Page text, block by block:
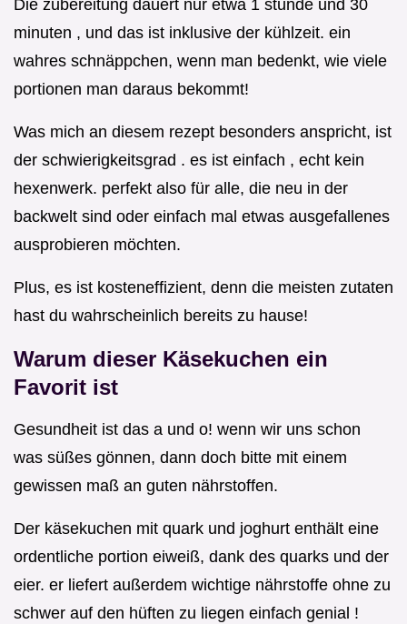
Die zubereitung dauert nur etwa 1 stunde und 30
minuten , und das ist inklusive der kühlzeit. ein
wahres schnäppchen, wenn man bedenkt, wie viele
portionen man daraus bekommt!
Was mich an diesem rezept besonders anspricht, ist
der schwierigkeitsgrad . es ist einfach , echt kein
hexenwerk. perfekt also für alle, die neu in der
backwelt sind oder einfach mal etwas ausgefallenes
ausprobieren möchten.
Plus, es ist kosteneffizient, denn die meisten zutaten
hast du wahrscheinlich bereits zu hause!
Warum dieser Käsekuchen ein
Favorit ist
Gesundheit ist das a und o! wenn wir uns schon
was süßes gönnen, dann doch bitte mit einem
gewissen maß an guten nährstoffen.
Der käsekuchen mit quark und joghurt enthält eine
ordentliche portion eiweiß, dank des quarks und der
eier. er liefert außerdem wichtige nährstoffe ohne zu
schwer auf den hüften zu liegen einfach genial !